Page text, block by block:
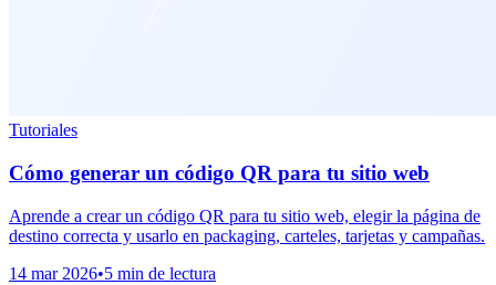
Tutoriales
Cómo generar un código QR para tu sitio web
Aprende a crear un código QR para tu sitio web, elegir la página de
destino correcta y usarlo en packaging, carteles, tarjetas y campañas.
14 mar 2026•5 min de lectura